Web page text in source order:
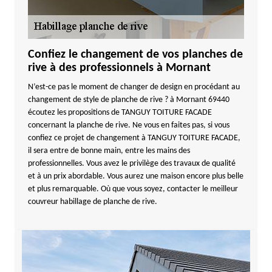
Confiez le changement de vos planches de
rive à des professionnels à Mornant
N’est-ce pas le moment de changer de design en procédant au
changement de style de planche de rive ? à Mornant 69440
écoutez les propositions de TANGUY TOITURE FACADE
concernant la planche de rive. Ne vous en faites pas, si vous
confiez ce projet de changement à TANGUY TOITURE FACADE,
il sera entre de bonne main, entre les mains des
professionnelles. Vous avez le privilège des travaux de qualité
et à un prix abordable. Vous aurez une maison encore plus belle
et plus remarquable. Où que vous soyez, contacter le meilleur
couvreur habillage de planche de rive.